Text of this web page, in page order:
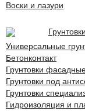
Воски и лазури
Универсальные
Бетонконтакт
Грунтовки
Грунтовки под
Грунтовки
Гидроизоляция и